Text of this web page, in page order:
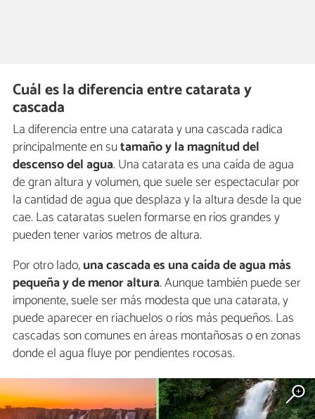
Cuál es la diferencia entre catarata y
cascada
La diferencia entre una catarata y una cascada radica
principalmente en sutamaño y la magnitud del
descenso del agua. Una catarata es una caída de agua
de gran altura y volumen, que suele ser espectacular por
la cantidad de agua que desplaza y la altura desde la que
cae. Las cataratas suelen formarse en ríos grandes y
pueden tener varios metros de altura.
Por otro lado,unacascada es una caída de agua más
pequeña y de menor altura. Aunque también puede ser
imponente, suele ser más modesta que una catarata, y
puede aparecer en riachuelos o ríos más pequeños. Las
cascadas son comunes en áreas montañosas o en zonas
donde el agua fluye por pendientes rocosas.